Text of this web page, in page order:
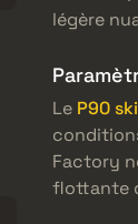
légère
Le P90
Factory
flottante